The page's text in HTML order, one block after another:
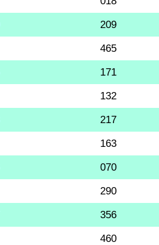
209
465
171
132
217
163
070
290
356
460